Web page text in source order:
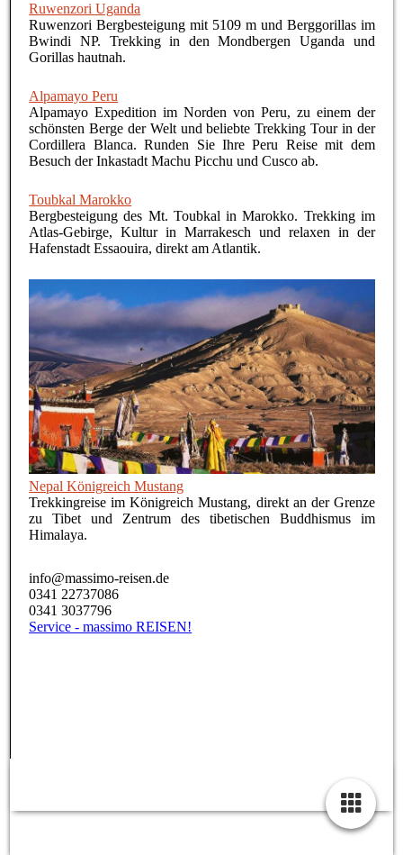
Ruwenzori Uganda
Ruwenzori Bergbesteigung mit 5109 m und Berggorillas im
Bwindi NP. Trekking in den Mondbergen Uganda und
Gorillas hautnah.
Alpamayo Peru
Alpamayo Expedition im Norden von Peru, zu einem der
schönsten Berge der Welt und beliebte Trekking Tour in der
Cordillera Blanca. Runden Sie Ihre Peru Reise mit dem
Besuch der Inkastadt Machu Picchu und Cusco ab.
Toubkal Marokko
Bergbesteigung des Mt. Toubkal in Marokko. Trekking im
Atlas-Gebirge, Kultur in Marrakesch und relaxen in der
Hafenstadt Essaouira, direkt am Atlantik.
Nepal Königreich Mustang
Trekkingreise im Königreich Mustang, direkt an der Grenze
zu Tibet und Zentrum des tibetischen Buddhismus im
Himalaya.
info@massimo-reisen.de
0341 22737086
0341 3037796
Service - massimo REISEN!